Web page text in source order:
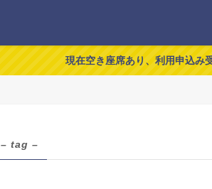
現在空き座席あり、利用申込み
– tag –